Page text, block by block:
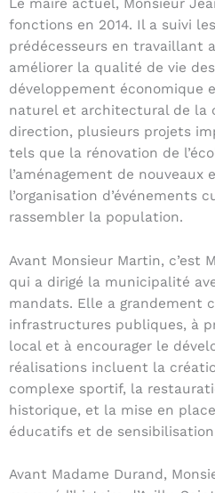
Le maire actuel, Monsieur
fonctions en 2014. Il a suivi
prédécesseurs en travaillant
améliorer la qualité de vie
développement économique
naturel et architectural de la
direction, plusieurs projets
tels que la rénovation de
l’aménagement de nouveaux
l’organisation d’événements
rassembler la population.
Avant Monsieur Martin, c’est
qui a dirigé la municipalité
mandats. Elle a grandement
infrastructures publiques, à
local et à encourager le
réalisations incluent la
complexe sportif, la
historique, et la mise en
éducatifs et de sensibilisation
Avant Madame Durand,